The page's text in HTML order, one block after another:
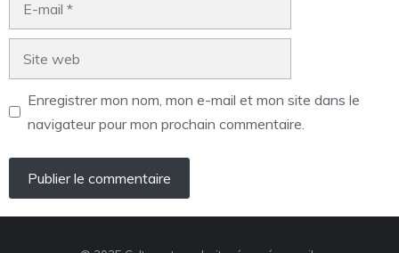
Enregistrer mon nom, mon e-mail et mon site dans le
navigateur pour mon prochain commentaire.